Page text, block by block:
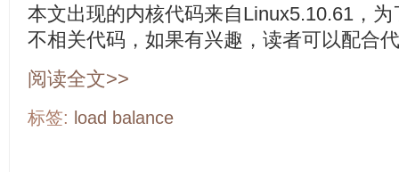
本文出现的内核代码来自Linux5.10.61，
不相关代码，如果有兴趣，读者可以配合
阅读全文>>
标签: load balance